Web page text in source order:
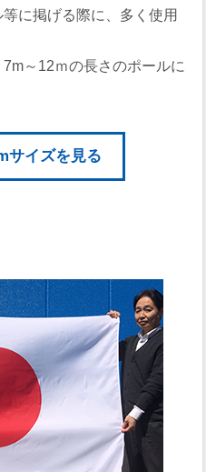
に掲げる際に、多く使用
～12ｍの長さのポールに
サイズを見る